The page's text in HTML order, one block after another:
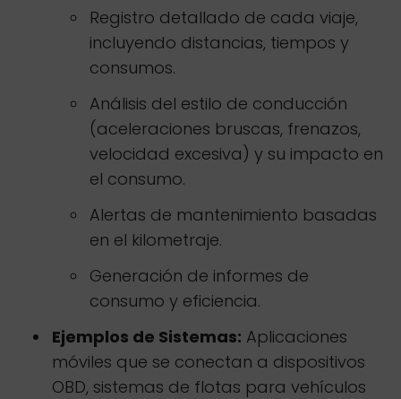
Registro detallado de cada viaje,
incluyendo distancias, tiempos y
consumos.
Análisis del estilo de conducción
(aceleraciones bruscas, frenazos,
velocidad excesiva) y su impacto en
el consumo.
Alertas de mantenimiento basadas
en el kilometraje.
Generación de informes de
consumo y eficiencia.
Ejemplos de Sistemas: Aplicaciones
móviles que se conectan a dispositivos
OBD, sistemas de flotas para vehículos